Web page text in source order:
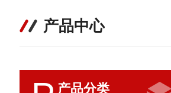
产品中心
产品分类